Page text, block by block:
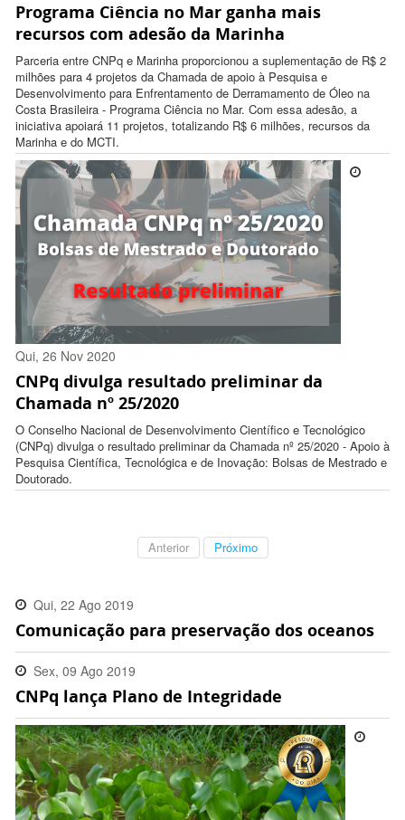
12:31:00 -0300
Programa Ciência no Mar ganha mais
recursos com adesão da Marinha
Parceria entre CNPq e Marinha proporcionou a suplementação de R$ 2
milhões para 4 projetos da Chamada de apoio à Pesquisa e
Desenvolvimento para Enfrentamento de Derramamento de Óleo na
Costa Brasileira - Programa Ciência no Mar. Com essa adesão, a
iniciativa apoiará 11 projetos, totalizando R$ 6 milhões, recursos da
Marinha e do MCTI.
Qui, 26 Nov 2020
17:37:00 -0300
CNPq divulga resultado preliminar da
Chamada nº 25/2020
O Conselho Nacional de Desenvolvimento Científico e Tecnológico
(CNPq) divulga o resultado preliminar da Chamada nº 25/2020 - Apoio à
Pesquisa Científica, Tecnológica e de Inovação: Bolsas de Mestrado e
Doutorado.
Anterior Próximo
Qui, 22 Ago 2019
12:56:00 -0300
Comunicação para preservação dos oceanos
Sex, 09 Ago 2019
13:35:00 -0300
CNPq lança Plano de Integridade